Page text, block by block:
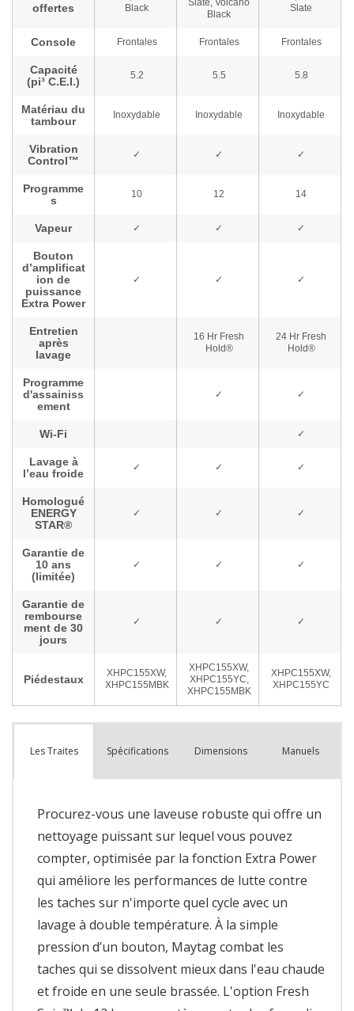
Les Traites Spécifications Dimensions Manuels
Procurez-vous une laveuse robuste qui offre un
nettoyage puissant sur lequel vous pouvez
compter, optimisée par la fonction Extra Power
qui améliore les performances de lutte contre
les taches sur n'importe quel cycle avec un
lavage à double température. À la simple
pression d’un bouton, Maytag combat les
taches qui se dissolvent mieux dans l'eau chaude
et froide en une seule brassée. L'option Fresh